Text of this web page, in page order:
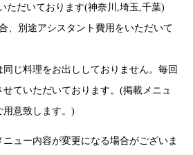
ただいております(神奈川,埼玉,千葉)
、別途アシスタント費用をいただいて
同じ料理をお出ししておりません。毎回
せていただいております。(掲載メニュ
用意致します。)
ュー内容が変更になる場合がございま